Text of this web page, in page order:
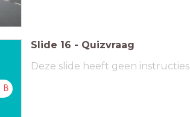
B
Slide 16 - Quizvraag
Deze slide heeft geen instructies